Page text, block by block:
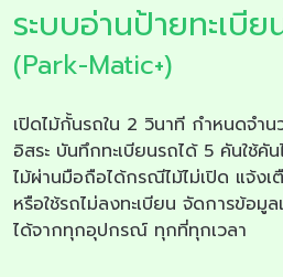
ระบบอ่านป้ายทะเบีย
(Park-Matic+)
เปิดไม้กั้นรถใน 2 วินาที กำหนดจำ
อิสระ บันทึกทะเบียนรถได้ 5 คันใช้คั
ไม้ผ่านมือถือได้กรณีไม้ไม่เปิด แจ้ง
หรือใช้รถไม่ลงทะเบียน จัดการข้อมู
ได้จากทุกอุปกรณ์ ทุกที่ทุกเวลา